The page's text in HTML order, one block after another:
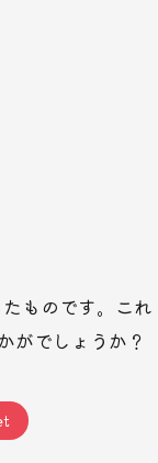
ものです。これ
がでしょうか？